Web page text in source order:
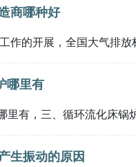
商哪种好
作的开展，全国大气排
哪里有
里有，三、循环流化床
生振动的原因